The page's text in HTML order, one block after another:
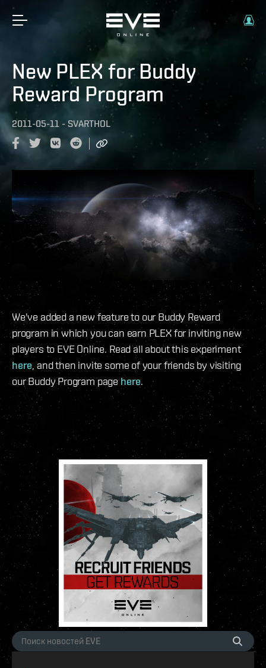
New PLEX for Buddy
Reward Program
2011-05-11 - SVARTHOL
We've added a new feature to our Buddy Reward
program in which you can earn PLEX for inviting new
players to EVE Online. Read all about this experiment
here, and then invite some of your friends by visiting
our Buddy Program pagehere.